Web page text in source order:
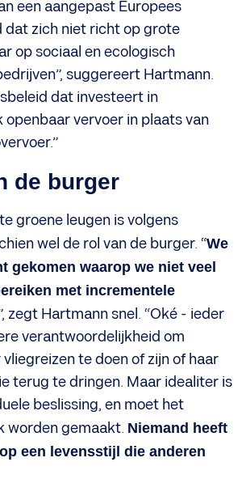
een aangepast Europees
dat zich niet richt op grote
op sociaal en ecologisch
suggereert Hartmann.
dat investeert in
openbaar vervoer in plaats van
de burger
groene leugen is volgens
wel de rol van de burger. “We
gekomen waarop we niet veel
met incrementele
zegt Hartmann snel. “Oké - ieder
verantwoordelijkheid om
te doen of zijn of haar
terug te dringen. Maar idealiter is
beslissing, en moet het
worden gemaakt. Niemand heeft
een levensstijl die anderen